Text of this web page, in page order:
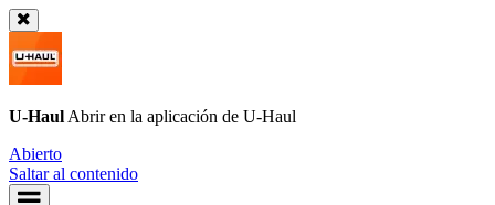
U-Haul Abrir en la aplicación de U-Haul
Abierto
Saltar al contenido